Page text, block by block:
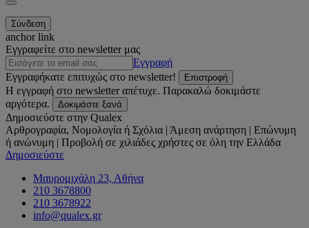
anchor link
Εγγραφείτε στο newsletter μας
Εγγραφή
Εγγραφήκατε επιτυχώς στο newsletter!
Επιστροφή
Η εγγραφή στο newsletter απέτυχε. Παρακαλώ δοκιμάστε
αργότερα.
Δοκιμάστε ξανά
Δημοσιεύστε στην Qualex
Αρθρογραφία, Νομολογία ή Σχόλια | Άμεση ανάρτηση | Επώνυμη
ή ανώνυμη | Προβολή σε χιλιάδες χρήστες σε όλη την Ελλάδα
Δημοσιεύστε
Μαυρομιχάλη 23, Αθήνα
210 3678800
210 3678922
info@qualex.gr